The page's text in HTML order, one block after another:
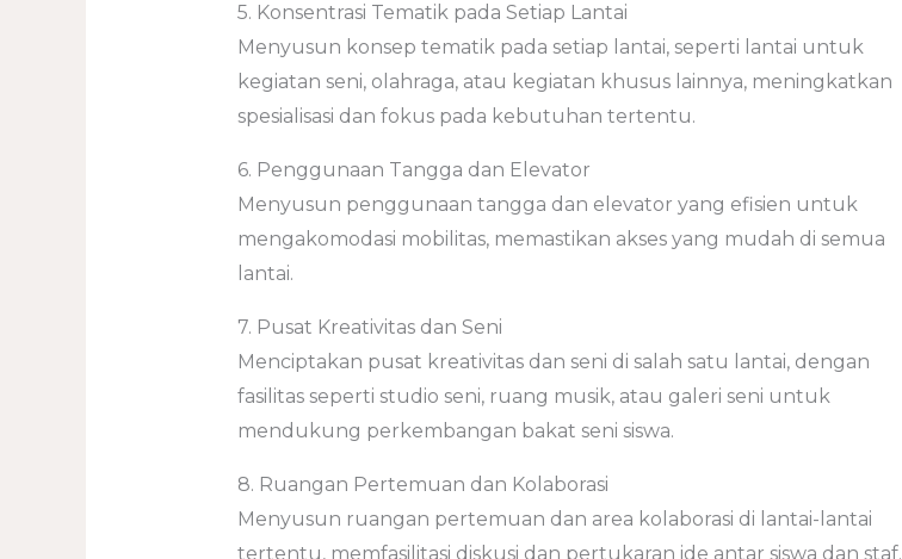
5. Konsentrasi Tematik pada Setiap Lantai
Menyusun konsep tematik pada setiap lantai, seperti lantai untuk
kegiatan seni, olahraga, atau kegiatan khusus lainnya, meningkatkan
spesialisasi dan fokus pada kebutuhan tertentu.
6. Penggunaan Tangga dan Elevator
Menyusun penggunaan tangga dan elevator yang efisien untuk
mengakomodasi mobilitas, memastikan akses yang mudah di semua
lantai.
7. Pusat Kreativitas dan Seni
Menciptakan pusat kreativitas dan seni di salah satu lantai, dengan
fasilitas seperti studio seni, ruang musik, atau galeri seni untuk
mendukung perkembangan bakat seni siswa.
8. Ruangan Pertemuan dan Kolaborasi
Menyusun ruangan pertemuan dan area kolaborasi di lantai-lantai
tertentu, memfasilitasi diskusi dan pertukaran ide antar siswa dan staf.